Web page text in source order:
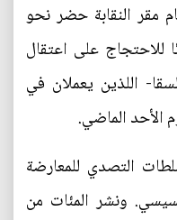
مقر النقابة حضر نحو
للاحتجاج على اعتقال
اللذين يعملان في
الأحد الماضي.
التصدي للمعارضة
ونشر المئات من